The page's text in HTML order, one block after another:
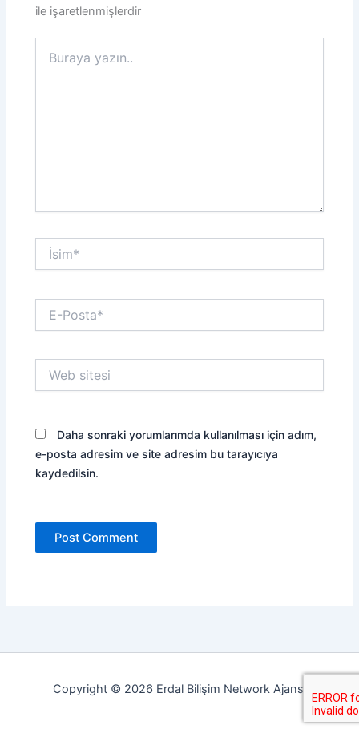
ile işaretlenmişlerdir
yazın..
İsim*
Posta*
sitesi
Daha sonraki yorumlarımda kullanılması için adım,
e-posta adresim ve site adresim bu tarayıcıya
kaydedilsin.
Copyright © 2026 Erdal Bilişim Network Ajansı